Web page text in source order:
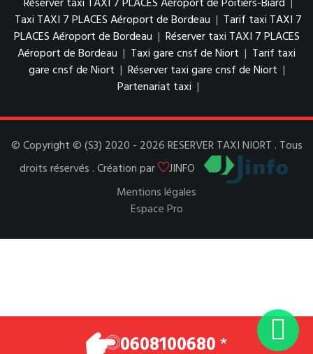
Taxi TAXI 7 PLACES Aéroport de Bordeau | Tarif taxi TAXI 7
PLACES Aéroport de Bordeau | Réserver taxi TAXI 7 PLACES
Aéroport de Bordeau | Taxi gare cnsf de Niort | Tarif taxi
gare cnsf de Niort | Réserver taxi gare cnsf de Niort |
Partenariat taxi |
© Copyright © (S3) 2020 - 2026 RESERVER TAXI NIORT . Tous
droits réservés . Création par
JINFO
Mentions légales
Espace Pro
0608100680*